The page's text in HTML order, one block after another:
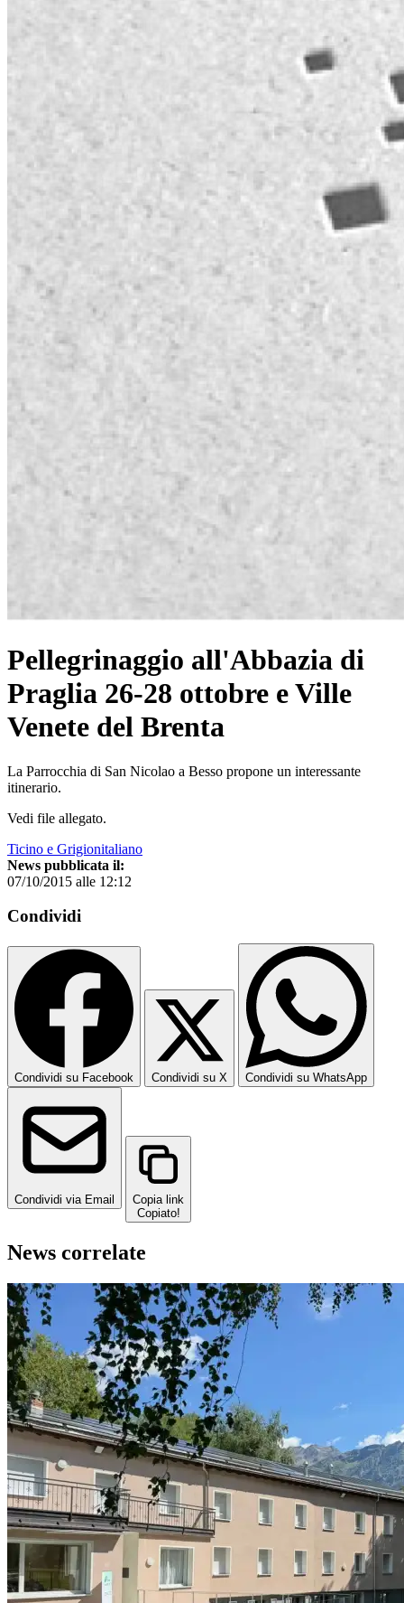
Pellegrinaggio all'Abbazia di
Praglia 26-28 ottobre e Ville
Venete del Brenta
La Parrocchia di San Nicolao a Besso propone un interessante
itinerario.
Vedi file allegato.
Ticino e Grigionitaliano
News pubblicata il:
07/10/2015 alle 12:12
Condividi
Condividi su Facebook Condividi su X Condividi su WhatsApp
Condividi via Email
Copia link
Copiato!
News correlate